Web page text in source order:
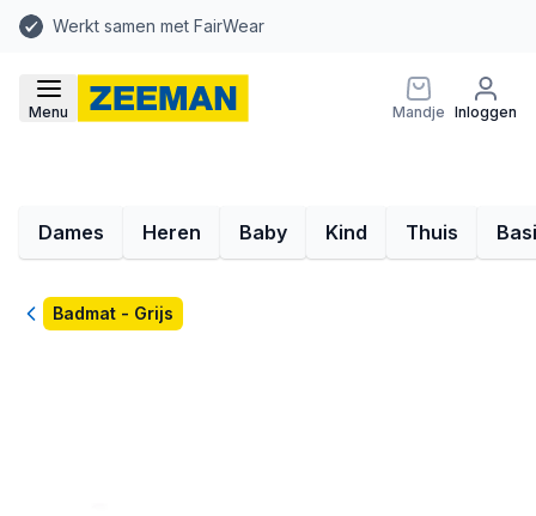
Werkt samen met FairWear
Menu Mandje Inloggen
Dames Heren Baby Kind Thuis
TerugBadmat - Grijs